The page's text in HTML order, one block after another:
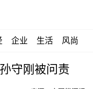
企业 生活 风尚
守刚被问责